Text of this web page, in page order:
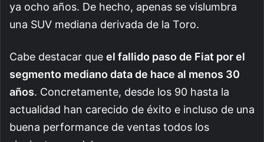
ya ocho años. De hecho, apenas se vislumbra
una SUV mediana derivada de la Toro.
Cabe destacar que el fallido paso de Fiat por el
segmento mediano data de hace al menos 30
años. Concretamente, desde los 90 hasta la
actualidad han carecido de éxito e incluso de una
buena performance de ventas todos los